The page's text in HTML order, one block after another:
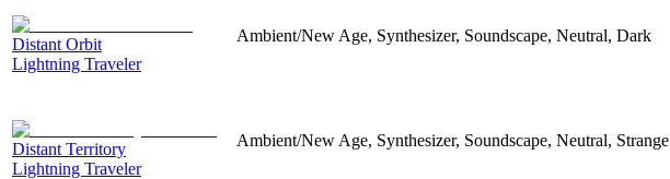
Distant Orbit
Lightning Traveler
Ambient/New Age, Synthesizer, Soundscape, Neutral, Dark
Distant Territory
Lightning Traveler
Ambient/New Age, Synthesizer, Soundscape, Neutral, Strange